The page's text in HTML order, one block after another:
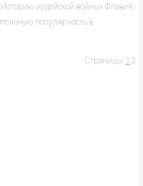
иудейской войны» Флавия,
популярность в
Страницы: 1 2